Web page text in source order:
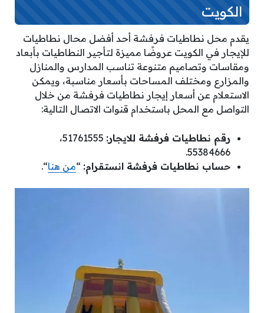
الكويت
يقدم محل نطاطيات فرفشة أحد أفضل محال نطاطيات
للإيجار في الكويت عروضًا مميزة لتأجير النطاطيات بأبعاد
ومقاسات وتصاميم متنوعة تناسب المدارس والمنازل
والمزارع ومختلف المساحات بأسعار مناسبة، ويمكن
الاستعلام عن أسعار إيجار نطاطيات فرفشة من خلال
التواصل مع المحل باستخدام قنوات الاتصال التالية:
رقم نطاطيات فرفشة للايجار:
51761555،
55384666.
حساب نطاطيات فرفشة انستقرام: “من هنا“.